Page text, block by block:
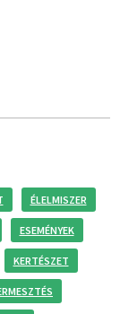
ÉLELMISZER
ESEMÉNYEK
KERTÉSZET